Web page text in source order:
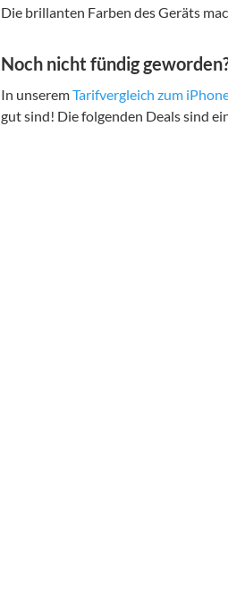
Die brillanten Farben des Geräts
Noch nicht fündig
In unseremTarifvergleich zum
gut sind! Die folgenden Deals sind